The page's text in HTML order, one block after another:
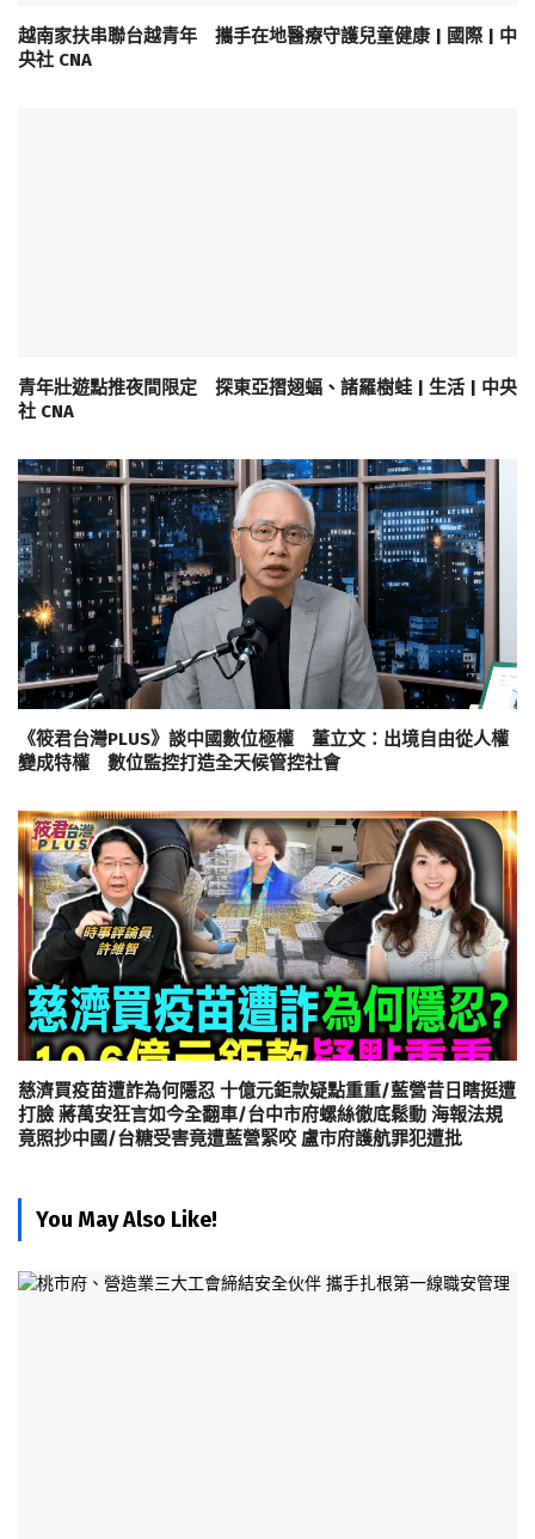
越南家扶串聯台越青年 攜手在地醫療守護兒童健康 | 國際 | 中
央社 CNA
青年壯遊點推夜間限定 探東亞摺翅蝠、諸羅樹蛙 | 生活 | 中央
社 CNA
《筱君台灣PLUS》談中國數位極權 董立文：出境自由從人權
變成特權 數位監控打造全天候管控社會
慈濟買疫苗遭詐為何隱忍 十億元鉅款疑點重重/藍營昔日瞎挺遭
打臉 蔣萬安狂言如今全翻車/台中市府螺絲徹底鬆動 海報法規
竟照抄中國/台糖受害竟遭藍營緊咬 盧市府護航罪犯遭批
You May Also Like!